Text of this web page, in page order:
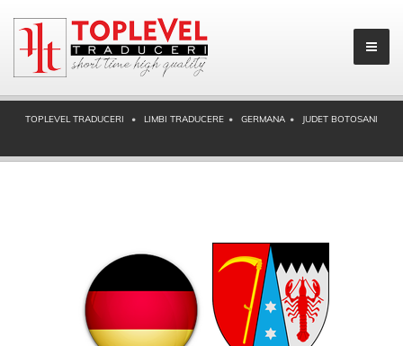
TOPLEVEL TRADUCERI LIMBI TRADUCERE GERMANA JUDET BOTOSANI